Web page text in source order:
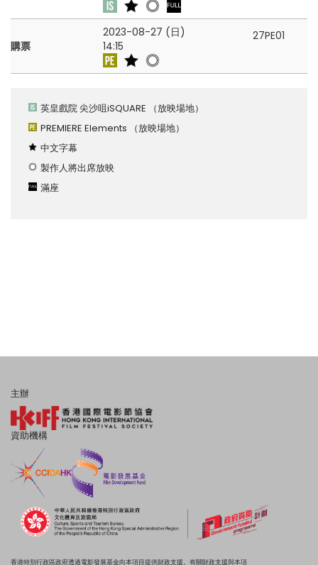
購票
2023-08-27 (日)
14:15
27PE01
英皇戲院 尖沙咀iSQUARE （放映場地）
PREMIERE Elements （放映場地）
中文字幕
製作人將出席放映
滿座
主辦
資助機構
香港特別行政區政府透過電影發展基金向本項目提供財政支援。有關財政支援與本項